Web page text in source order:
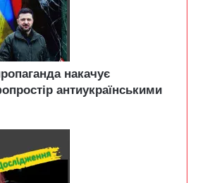
накачує
антиукраїнськими